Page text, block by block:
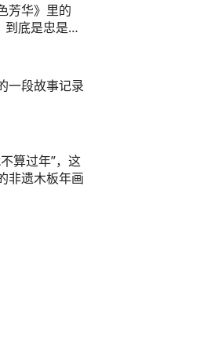
芳华》里的
到底是忠是
一段故事记录
算过年”，这
非遗木板年画